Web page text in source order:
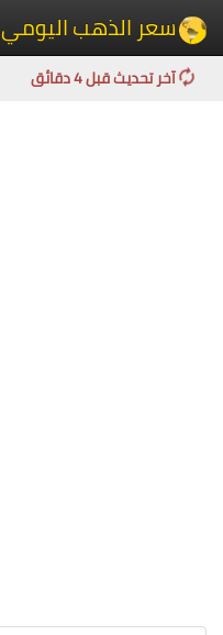
سعر الذهب اليومي
آخر تحديث قبل 4 دقائق